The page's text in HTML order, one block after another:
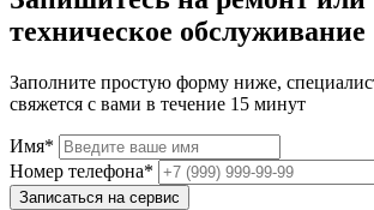
техническое обслуживание
Заполните простую форму ниже,
свяжется с вами в течение 15 минут
Имя*
Номер телефона*
Записаться на сервис